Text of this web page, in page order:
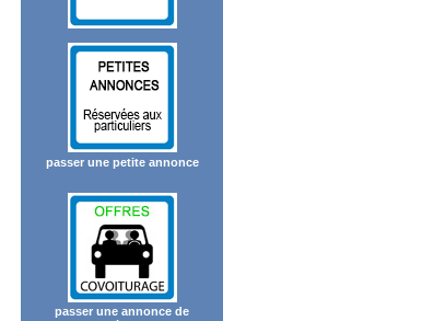
passer une petite annonce
passer une annonce de